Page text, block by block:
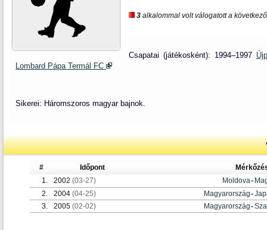
3 alkalommal volt válogatott a
Csapatai (játékosként): 1994–1997
Lombard Pápa Termál FC
Sikerei: Háromszoros magyar bajnok.
# Időpont
1.
2002 (03-27) Moldova-
2.
2004 (04-25) Magyarország-
3.
2005 (02-02) Magyarország-